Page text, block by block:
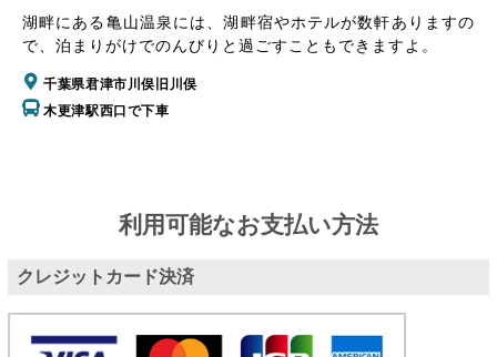
湖畔にある亀山温泉には、湖畔宿やホテルが数軒ありますの
で、泊まりがけでのんびりと過ごすこともできますよ。
千葉県君津市川俣旧川俣
木更津駅西口で下車
利用可能なお支払い方法
クレジットカード決済